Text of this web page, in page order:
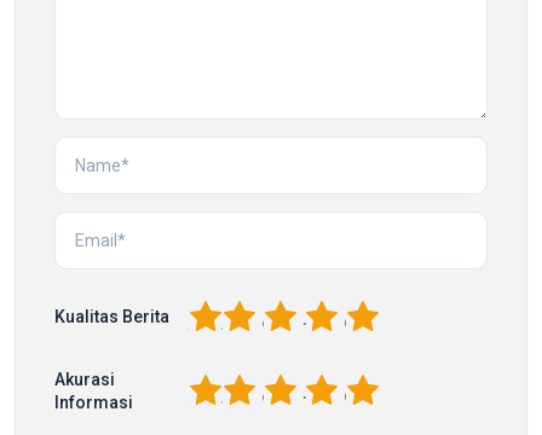
Kualitas Berita 5
4
3
2
Akurasi
Informasi
5
4
3
2